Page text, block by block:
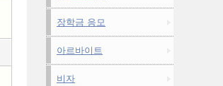
장학금 응모
아르바이트
비자